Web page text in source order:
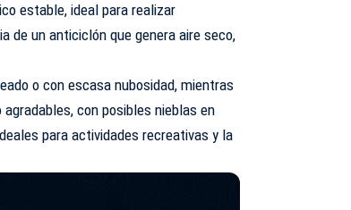
estable, ideal para realizar
de un anticiclón que genera aire seco,
o con escasa nubosidad, mientras
con posibles nieblas en
para actividades recreativas y la